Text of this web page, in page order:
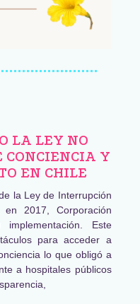
LA LEY NO
CONCIENCIA Y
EN CHILE
la Ley de Interrupción
en 2017, Corporación
Este
para acceder a
lo que obligó a
a hospitales públicos